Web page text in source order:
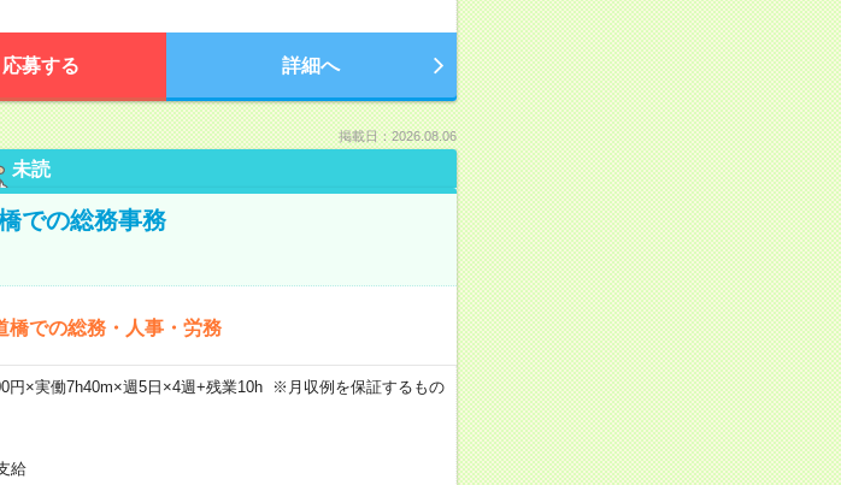
応募する 詳細へ
掲載日：2026.08.06
未読
での総務事務
橋での総務・人事・労務
×実働7h40m×週5日×4週+残業10h ※月収例を保証するもの
給